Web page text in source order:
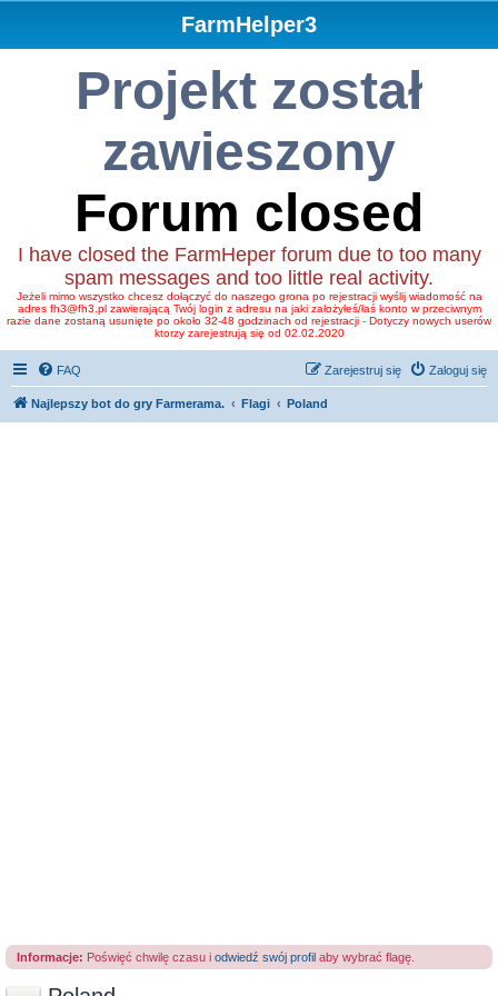
FarmHelper3
Projekt został
zawieszony
Forum closed
I have closed the FarmHeper forum due to too many
spam messages and too little real activity.
Jeżeli mimo wszystko chcesz dołączyć do naszego grona po rejestracji wyślij wiadomość na
adres fh3@fh3.pl zawierającą Twój login z adresu na jaki założyłeś/łaś konto w przeciwnym
razie dane zostaną usunięte po około 32-48 godzinach od rejestracji - Dotyczy nowych userów
ktorzy zarejestrują się od 02.02.2020
FAQ Zaloguj się
Zarejestruj się
Najlepszy bot do gry Farmerama. Flagi Poland
Informacje: Poświęć chwilę czasu i odwiedź swój profil aby wybrać flagę.